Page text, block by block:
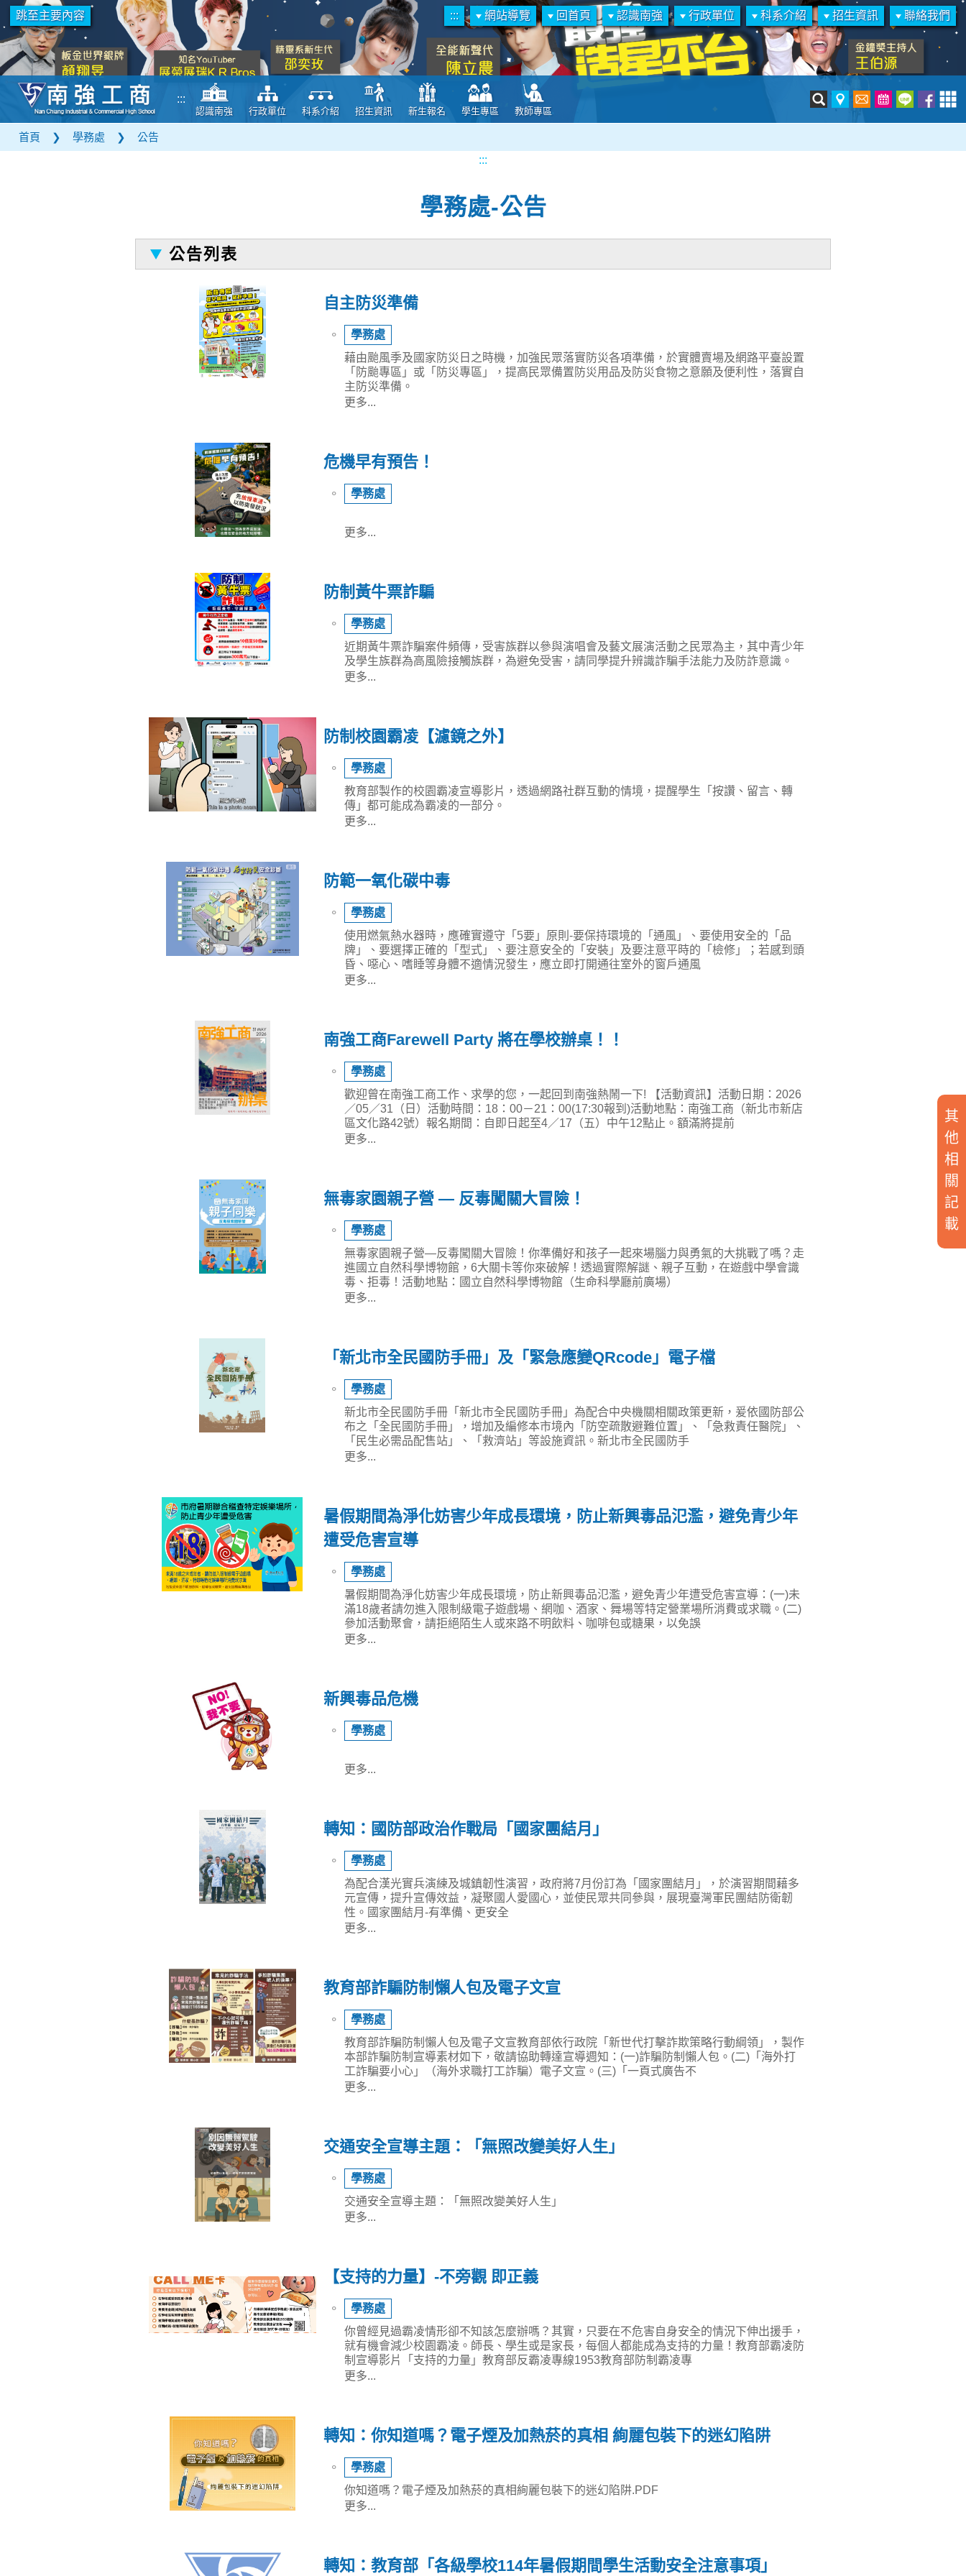
跳至主要內容 ::: 網站導覽 回首頁 認識南強 行政單位 科系介紹 招生資訊 聯絡我們
:::
認識南強 行政單位 科系介紹 招生資訊 新生報名 學生專區 教師專區
首頁 ❯ 學務處 ❯
公告
:::
學務處-公告
公告列表
自主防災準備
⚬
學務處
藉由颱風季及國家防災日之時機，加強民眾落實防災各項準備，於實體賣場及網路平臺設置
「防颱專區」或「防災專區」，提高民眾備置防災用品及防災食物之意願及便利性，落實自
主防災準備。
更多...
危機早有預告！
⚬ 學務處
更多...
防制黃牛票詐騙
⚬
學務處
近期黃牛票詐騙案件頻傳，受害族群以參與演唱會及藝文展演活動之民眾為主，其中青少年
及學生族群為高風險接觸族群，為避免受害，請同學提升辨識詐騙手法能力及防詐意識。
更多...
防制校園霸凌【濾鏡之外】
⚬
學務處
教育部製作的校園霸凌宣導影片，透過網路社群互動的情境，提醒學生「按讚、留言、轉
傳」都可能成為霸凌的一部分。
更多...
防範一氧化碳中毒
⚬
學務處
使用燃氣熱水器時，應確實遵守「5要」原則-要保持環境的「通風」、要使用安全的「品
牌」、要選擇正確的「型式」、要注意安全的「安裝」及要注意平時的「檢修」；若感到頭
昏、噁心、嗜睡等身體不適情況發生，應立即打開通往室外的窗戶通風
更多...
南強工商Farewell Party 將在學校辦桌！！
⚬
學務處
歡迎曾在南強工商工作、求學的您，一起回到南強熱鬧一下! 【活動資訊】活動日期：2026
／05／31（日）活動時間：18：00－21：00(17:30報到)活動地點：南強工商（新北市新店
區文化路42號）報名期間：自即日起至4／17（五）中午12點止。額滿將提前
更多...
無毒家園親子營 — 反毒闖關大冒險！
⚬
學務處
無毒家園親子營—反毒闖關大冒險！你準備好和孩子一起來場腦力與勇氣的大挑戰了嗎？走
進國立自然科學博物館，6大關卡等你來破解！透過實際解謎、親子互動，在遊戲中學會識
毒、拒毒！活動地點：國立自然科學博物館（生命科學廳前廣場）
更多...
「新北市全民國防手冊」及「緊急應變QRcode」電子檔
⚬
學務處
新北市全民國防手冊「新北市全民國防手冊」為配合中央機關相關政策更新，爰依國防部公
布之「全民國防手冊」，增加及編修本市境內「防空疏散避難位置」、「急救責任醫院」、
「民生必需品配售站」、「救濟站」等設施資訊。新北市全民國防手
更多...
暑假期間為淨化妨害少年成長環境，防止新興毒品氾濫，避免青少年
遭受危害宣導
⚬
學務處
暑假期間為淨化妨害少年成長環境，防止新興毒品氾濫，避免青少年遭受危害宣導：(一)未
滿18歲者請勿進入限制級電子遊戲場、網咖、酒家、舞場等特定營業場所消費或求職。(二)
參加活動聚會，請拒絕陌生人或來路不明飲料、咖啡包或糖果，以免誤
更多...
新興毒品危機
⚬ 學務處
更多...
轉知：國防部政治作戰局「國家團結月」
⚬
學務處
為配合漢光實兵演練及城鎮韌性演習，政府將7月份訂為「國家團結月」，於演習期間藉多
元宣傳，提升宣傳效益，凝聚國人愛國心，並使民眾共同參與，展現臺灣軍民團結防衛韌
性。國家團結月-有準備、更安全
更多...
教育部詐騙防制懶人包及電子文宣
⚬
學務處
教育部詐騙防制懶人包及電子文宣教育部依行政院「新世代打擊詐欺策略行動綱領」，製作
本部詐騙防制宣導素材如下，敬請協助轉達宣導週知：(一)詐騙防制懶人包。(二)「海外打
工詐騙要小心」（海外求職打工詐騙）電子文宣。(三)「一頁式廣告不
更多...
交通安全宣導主題：「無照改變美好人生」
⚬
學務處
交通安全宣導主題：「無照改變美好人生」
更多...
【支持的力量】-不旁觀 即正義
⚬
學務處
你曾經見過霸凌情形卻不知該怎麼辦嗎？其實，只要在不危害自身安全的情況下伸出援手，
就有機會減少校園霸凌。師長、學生或是家長，每個人都能成為支持的力量！教育部霸凌防
制宣導影片「支持的力量」教育部反霸凌專線1953教育部防制霸凌專
更多...
轉知：你知道嗎？電子煙及加熱菸的真相 絢麗包裝下的迷幻陷阱
⚬
學務處
你知道嗎？電子煙及加熱菸的真相絢麗包裝下的迷幻陷阱.PDF
更多...
轉知：教育部「各級學校114年暑假期間學生活動安全注意事項」
其
他
相
關
記
載